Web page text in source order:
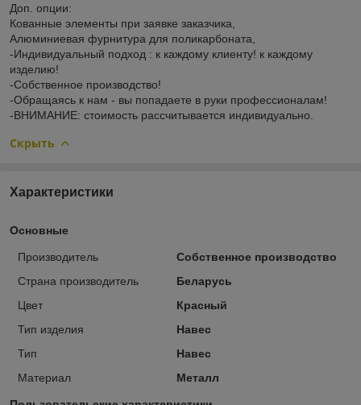
Доп. опции:
Кованные элементы при заявке заказчика,
Алюминиевая фурнитура для поликарбоната,
-Индивидуальный подход : к каждому клиенту! к каждому
изделию!
-Собственное производство!
-Обращаясь к нам - вы попадаете в руки профессионалам!
-ВНИМАНИЕ: стоимость рассчитывается индивидуально.
Скрыть
Характеристики
Основные
Производитель
Собственное производство
Страна производитель
Беларусь
Цвет
Красный
Тип изделия
Навес
Тип
Навес
Материал
Металл